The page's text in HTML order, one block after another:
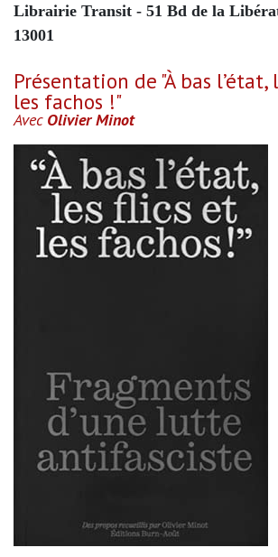
Librairie Transit - 51 Bd de la
13001
Présentation de "À bas
les fachos !"
Avec Olivier Minot